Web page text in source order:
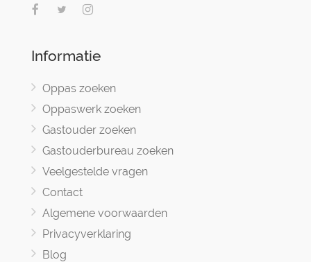
Informatie
Oppas zoeken
Oppaswerk zoeken
Gastouder zoeken
Gastouderbureau zoeken
Veelgestelde vragen
Contact
Algemene voorwaarden
Privacyverklaring
Blog